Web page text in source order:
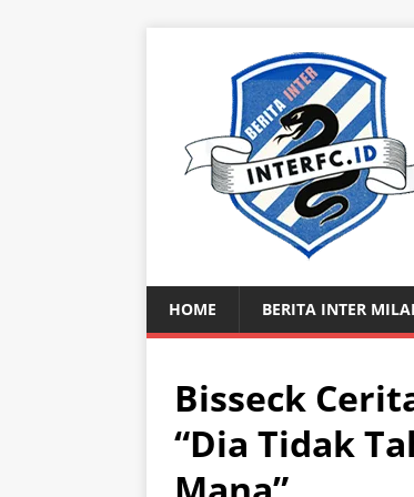
HOME BERITA INTER
Bisseck
“Dia Tidak